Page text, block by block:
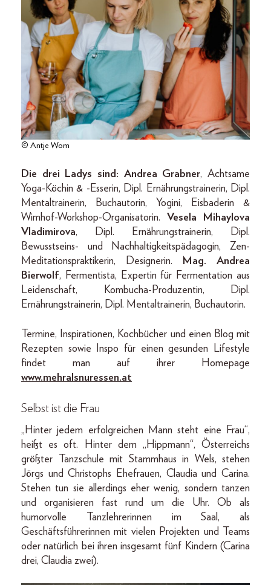
© Antje Wom
Die drei Ladys sind: Andrea Grabner, Achtsame
Yoga-Köchin & -Esserin, Dipl. Ernährungstrainerin, Dipl.
Mentaltrainerin, Buchautorin, Yogini, Eisbaderin &
Wimhof-Workshop-Organisatorin. Vesela Mihaylova
Vladimirova, Dipl. Ernährungstrainerin, Dipl.
Bewusstseins- und Nachhaltigkeitspädagogin, Zen-
Meditationspraktikerin, Designerin.
Mag. Andrea
Bierwolf, Fermentista, Expertin für Fermentation aus
Leidenschaft, Kombucha-Produzentin, Dipl.
Ernährungstrainerin, Dipl. Mentaltrainerin, Buchautorin.
Termine, Inspirationen, Kochbücher und einen Blog mit
Rezepten sowie Inspo für einen gesunden Lifestyle
findet man auf ihrer Homepage
www.mehralsnuressen.at
Selbst ist die Frau
„Hinter jedem erfolgreichen Mann steht eine Frau“,
heißt es oft. Hinter dem „Hippmann“, Österreichs
größter Tanzschule mit Stammhaus in Wels, stehen
Jörgs und Christophs Ehefrauen, Claudia und Carina.
Stehen tun sie allerdings eher wenig, sondern tanzen
und organisieren fast rund um die Uhr. Ob als
humorvolle Tanzlehrerinnen im Saal, als
Geschäftsführerinnen mit vielen Projekten und Teams
oder natürlich bei ihren insgesamt fünf Kindern (Carina
drei, Claudia zwei).